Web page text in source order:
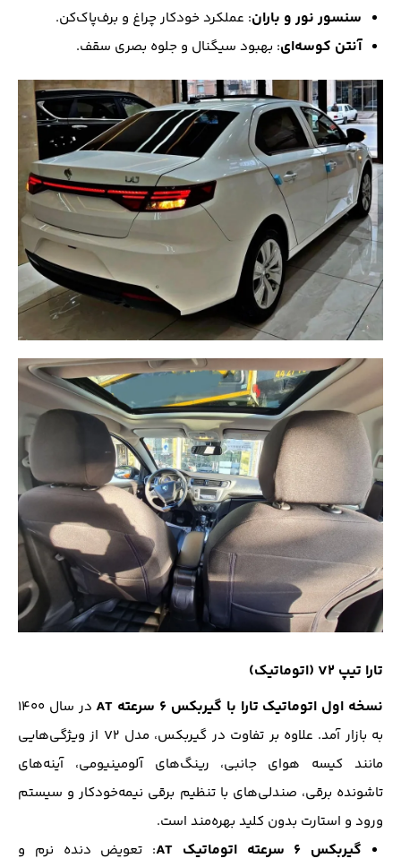
سنسور نور و باران: عملکرد خودکار چراغ و برف‌پاک‌کن.
آنتن کوسه‌ای: بهبود سیگنال و جلوه بصری سقف.
تارا تیپ V2 (اتوماتیک)
نسخه اول اتوماتیک تارا با گیربکس ۶ سرعته AT
در سال ۱۴۰۰
به بازار آمد. علاوه بر تفاوت در گیربکس، مدل V2 از ویژگی‌هایی
مانند کیسه هوای جانبی، رینگ‌های آلومینیومی، آینه‌های
تاشونده برقی، صندلی‌های با تنظیم برقی نیمه‌خودکار و سیستم
ورود و استارت بدون کلید بهره‌مند است.
گیربکس ۶ سرعته اتوماتیک AT
: تعویض دنده نرم و